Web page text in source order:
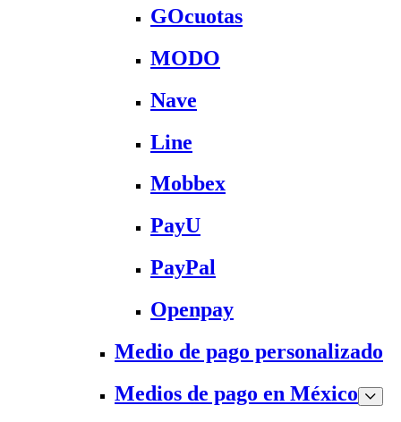
GOcuotas
MODO
Nave
Line
Mobbex
PayU
PayPal
Openpay
Medio de pago personalizado
Medios de pago en México